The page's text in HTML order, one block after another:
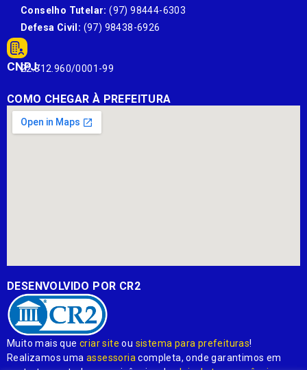
Conselho Tutelar: (97) 98444-6303
Defesa Civil: (97) 98438-6926
CNPJ:
22.812.960/0001-99
COMO CHEGAR À PREFEITURA
DESENVOLVIDO POR CR2
Muito mais quecriar site ou sistema para prefeituras!
Realizamos umaassessoria completa, onde garantimos em